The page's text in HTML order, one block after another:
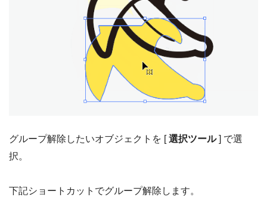
グループ解除したいオブジェクトを [選択ツール] で選
択。
下記ショートカットでグループ解除します。